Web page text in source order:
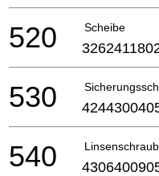
Scheibe
520
530
540